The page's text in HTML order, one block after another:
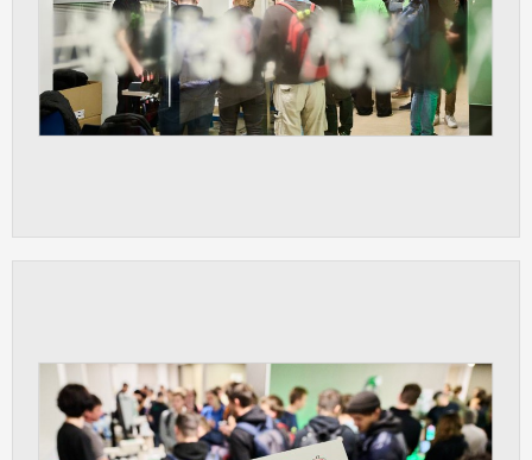
Slouží pro získávání anonymizovaných
statistických údajů, které nám pomáhají
vylepšovat naše aplikace. Zpravidla jde o
cookies systémů třetích stran, které k
těmto účelům využíváme.
Využívané za účelem zobrazení
pomáhají.
OSTATNÍ